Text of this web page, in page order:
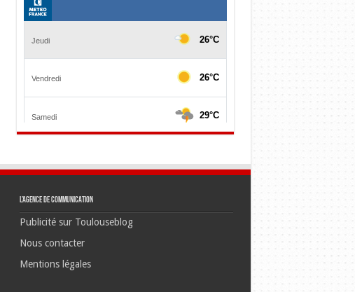
L’agence de communication
Publicité sur Toulouseblog
Nous contacter
Mentions légales